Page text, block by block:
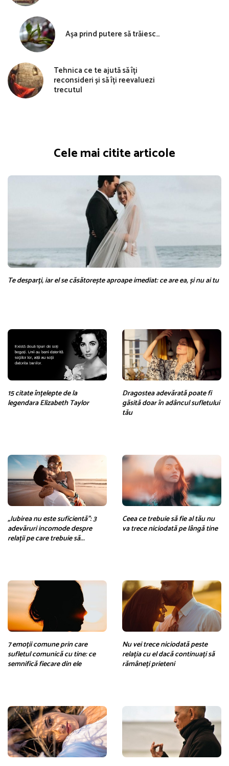
Așa prind putere să trăiesc…
Tehnica ce te ajută să îți
reconsideri și să îți reevaluezi
trecutul
Cele mai citite articole
Te desparți, iar el se căsătorește aproape imediat: ce are ea, și nu ai tu
15 citate înțelepte de la
legendara Elizabeth Taylor
Dragostea adevărată poate fi
găsită doar în adâncul sufletului
tău
„Iubirea nu este suficientă”: 3
adevăruri incomode despre
relații pe care trebuie să...
Ceea ce trebuie să fie al tău nu
va trece niciodată pe lângă tine
7 emoții comune prin care
sufletul comunică cu tine: ce
semnifică fiecare din ele
Nu vei trece niciodată peste
relația cu el dacă continuați să
rămâneți prieteni